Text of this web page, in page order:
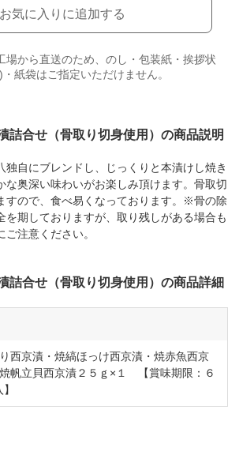
お気に入りに追加する
から直送のため、のし・包装紙・挨拶状
紙袋はご指定いただけません。
合せ（骨取り切身使用）の商品説明
独自にブレンドし、じっくりと本漬けし焼き
な奥深い味わいがお楽しみ頂けます。骨取切
すので、食べ易くなっております。※骨の除
を期しておりますが、取り残しがある場合も
注意ください。
合せ（骨取り切身使用）の商品詳細
西京漬・焼縞ほっけ西京漬・焼赤魚西京
帆立貝西京漬２５ｇ×１ 【賞味期限：６